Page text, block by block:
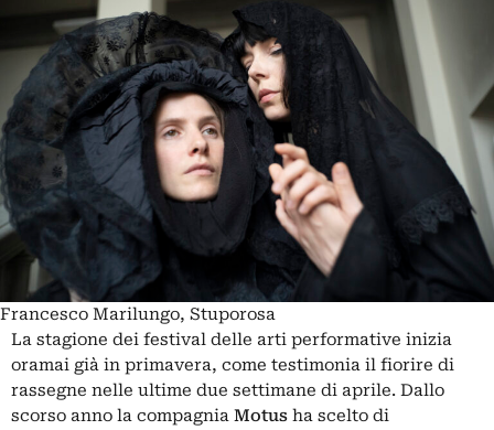
Francesco Marilungo, Stuporosa
La stagione dei festival delle arti performative inizia
oramai già in primavera, come testimonia il fiorire di
rassegne nelle ultime due settimane di aprile. Dallo
scorso anno la compagnia Motus ha scelto di